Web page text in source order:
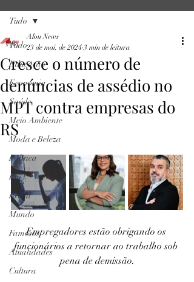
Tudo
Educação
Economia
Saúde
Meio Ambiente
Moda e Beleza
Política
Rio
Brasil
Mundo
Famosos
Atualidades
Cultura
Tudo
Cresce o número de
denúncias de assédio no
MPT contra empresas do
RS
Alou News
23 de mai. de 2024 3 min de leitura
Empregadores estão obrigando os
funcionários a retornar ao trabalho sob
pena de demissão.